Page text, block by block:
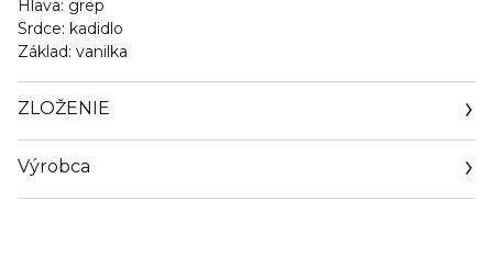
Hlava: grep
Srdce: kadidlo
Základ: vanilka
ZLOŽENIE
Výrobca